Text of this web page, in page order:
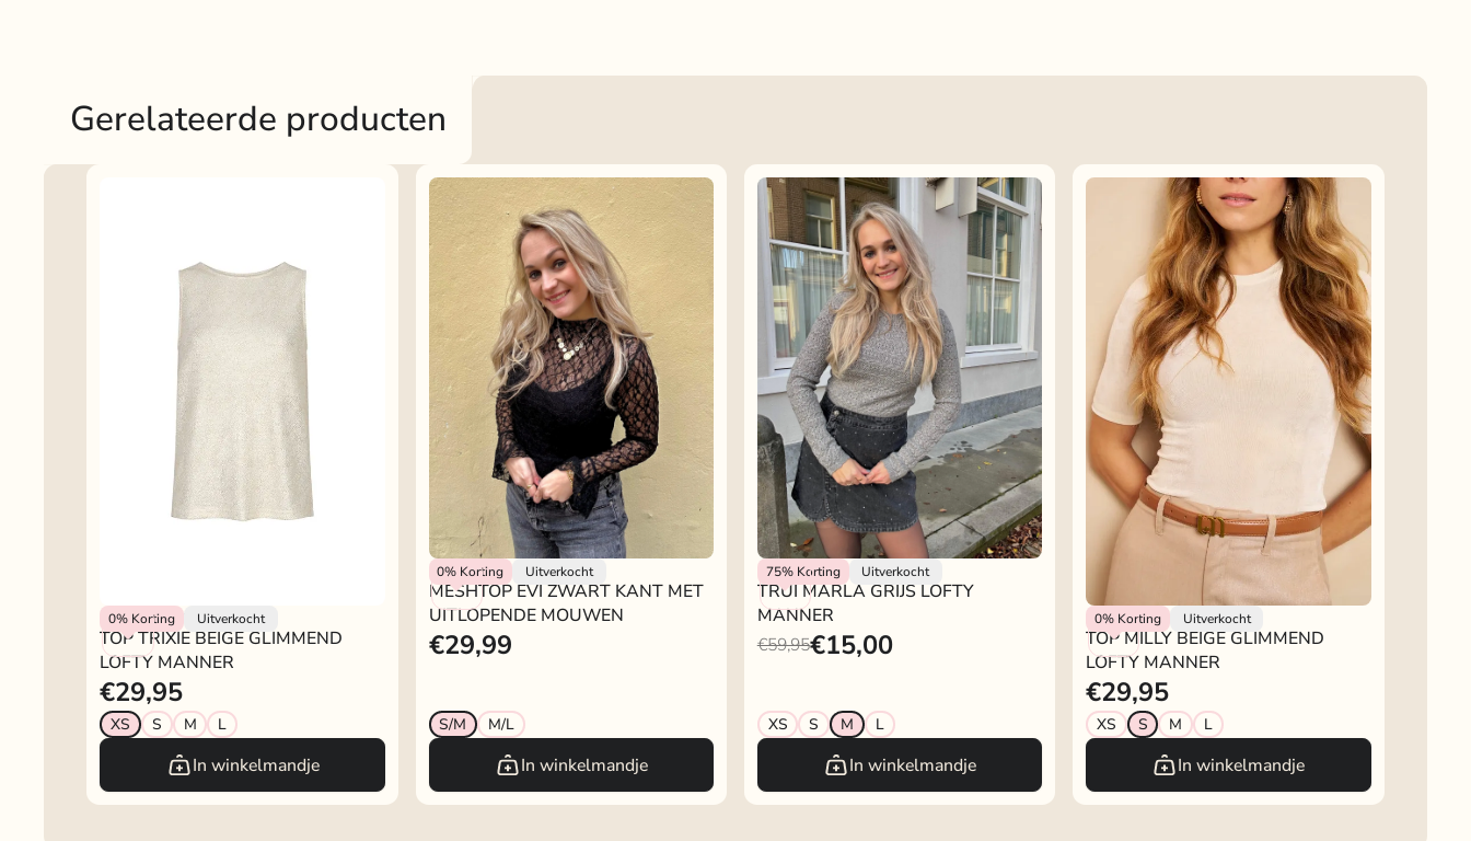
Gerelateerde producten
0% Korting Uitverkocht
Lofty Manner
TOP TRIXIE BEIGE GLIMMEND
LOFTY MANNER
€29,95
XS S M L
In winkelmandje
0% Korting Uitverkocht
Rokjeklokje
MESHTOP EVI ZWART KANT MET
UITLOPENDE MOUWEN
€29,99
S/M M/L
In winkelmandje
75%Korting Uitverkocht
Lofty Manner
TRUI MARLA GRIJS LOFTY
MANNER
€59,95€15,00
XS S M L
In winkelmandje
0%Korting Uitverkocht
Rokjeklokje
TOP MILLY BEIGE GLIMMEND
LOFTY MANNER
€29,95
XS S M L
In winkelmandje